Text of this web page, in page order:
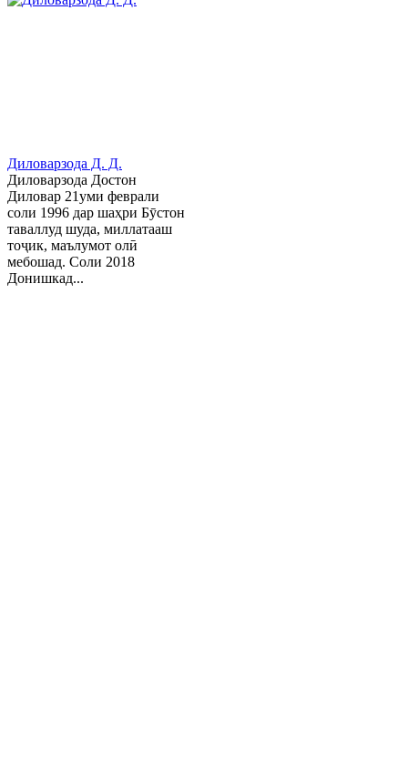
Диловарзода Д. Д.
Диловарзода Достон
Диловар 21уми феврали
соли 1996 дар шаҳри Бӯстон
таваллуд шуда, миллатааш
тоҷик, маълумот олӣ
мебошад. Соли 2018
Донишкад...